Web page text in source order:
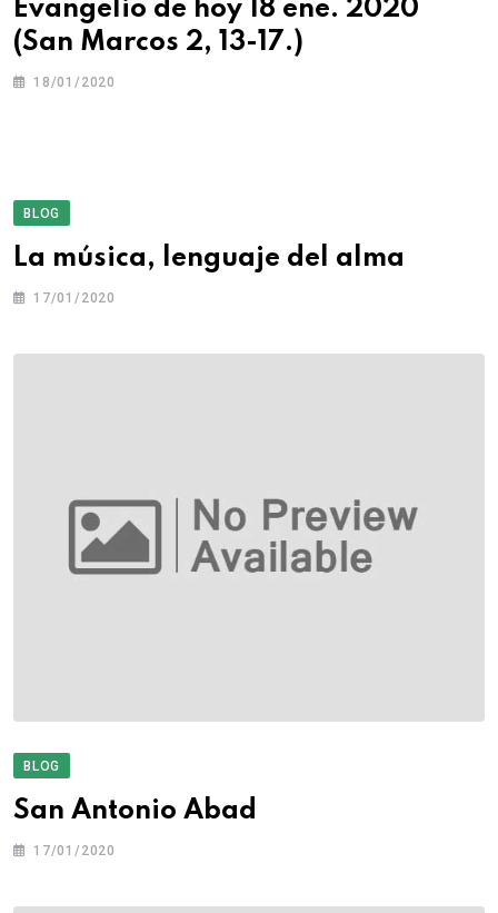
Evangelio de hoy 18 ene. 2020
(San Marcos 2, 13-17.)
18/01/2020
BLOG
La música, lenguaje del alma
17/01/2020
BLOG
San Antonio Abad
17/01/2020